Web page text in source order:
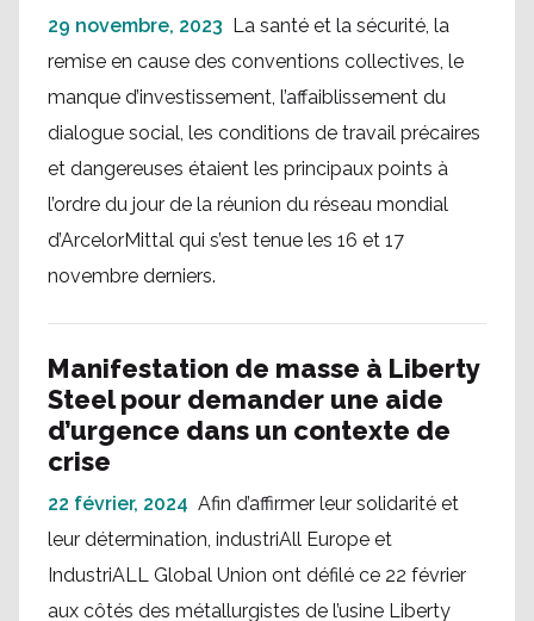
29 novembre, 2023 La santé et la sécurité, la
remise en cause des conventions collectives, le
manque d’investissement, l’affaiblissement du
dialogue social, les conditions de travail précaires
et dangereuses étaient les principaux points à
l’ordre du jour de la réunion du réseau mondial
d’ArcelorMittal qui s’est tenue les 16 et 17
novembre derniers.
Manifestation de masse à Liberty
Steel pour demander une aide
d’urgence dans un contexte de
crise
22 février, 2024 Afin d’affirmer leur solidarité et
leur détermination, industriAll Europe et
IndustriALL Global Union ont défilé ce 22 février
aux côtés des métallurgistes de l’usine Liberty